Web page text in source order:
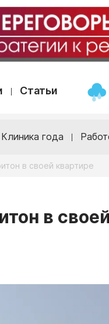
Статьи
Клиника года
в своей квартире
в своей